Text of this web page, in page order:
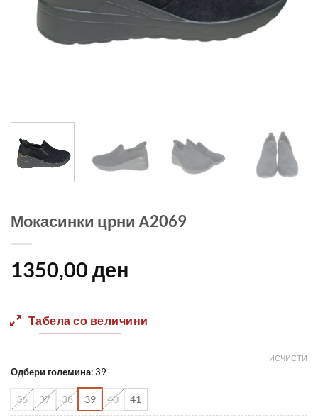
Мокасинки црни А2069
1350,00 ден
Табела со величини
Одбери големина:39
36 37 38 39 40 41
ИСЧИСТИ